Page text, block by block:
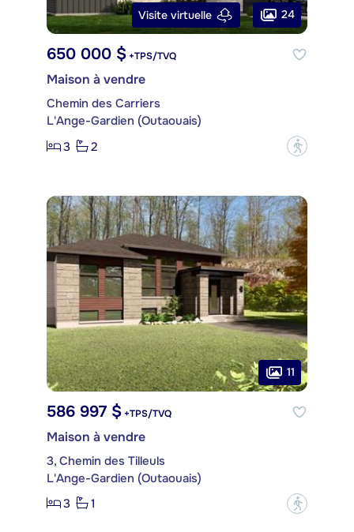
Visite virtuelle 24
650 000 $ +TPS/TVQ
Maison à vendre
Chemin des Carriers
L'Ange-Gardien (Outaouais)
3
2 ?
11
586 997 $ +TPS/TVQ
Maison à vendre
3, Chemin des Tilleuls
L'Ange-Gardien (Outaouais)
3
1 ?